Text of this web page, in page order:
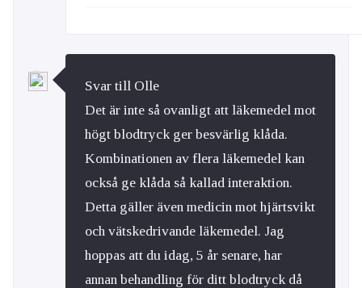
Svar till Olle
Det är inte så ovanligt att läkemedel mot
högt blodtryck ger besvärlig klåda.
Kombinationen av flera läkemedel kan
också ge klåda så kallad interaktion.
Detta gäller även medicin mot hjärtsvikt
och vätskedrivande läkemedel. Jag
hoppas att du idag, 5 år senare, har
annan behandling för ditt blodtryck då